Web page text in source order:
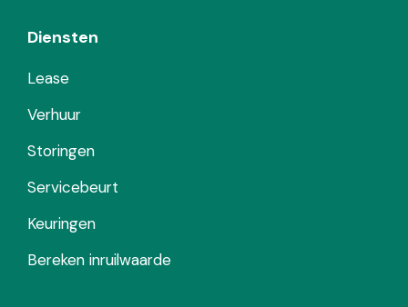
Diensten
Lease
Verhuur
Storingen
Servicebeurt
Keuringen
Bereken inruilwaarde